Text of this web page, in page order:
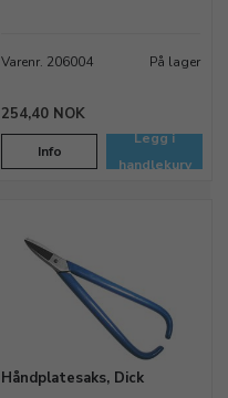
Varenr. 206004 På lager
254,40 NOK
Info
Legg i
handlekurv
Håndplatesaks, Dick